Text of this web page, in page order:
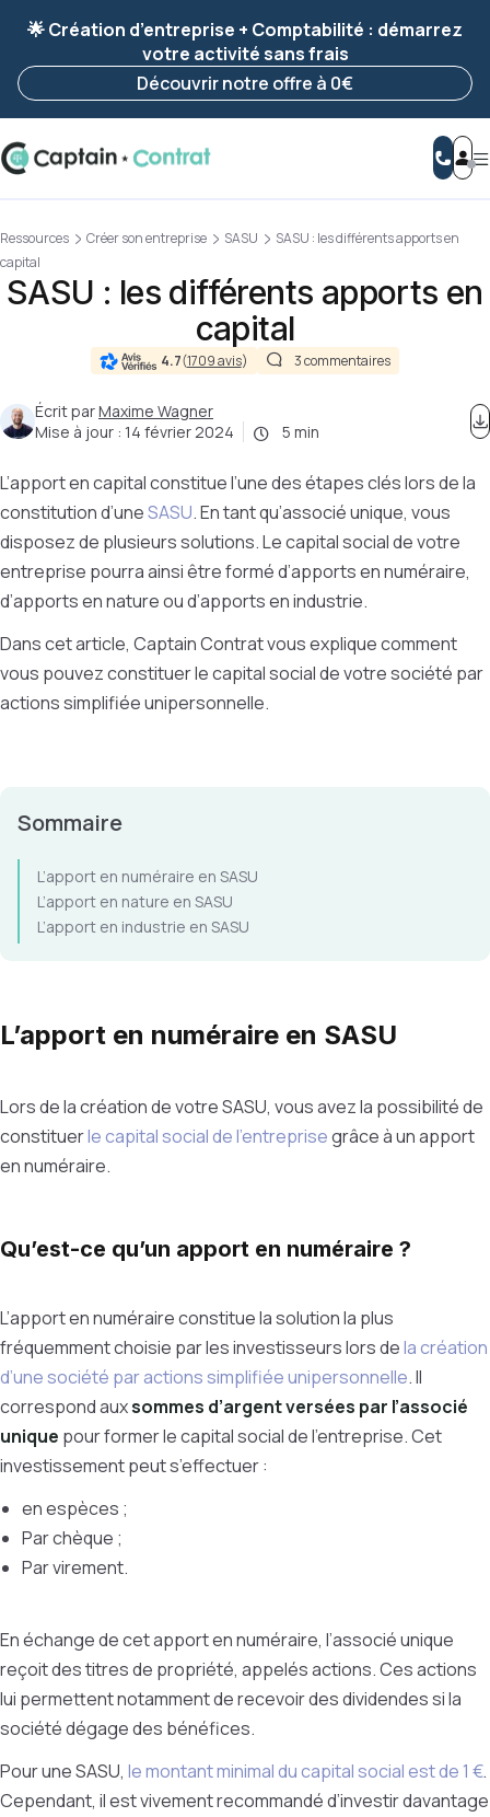
enregistrée 🚀
Reprendre ma démarche
🌟 Création d’entreprise + Comptabilité : démarrez
votre activité sans frais
Découvrir notre offre à 0€
Ressources Créer son entreprise SASU
SASU : les différents apports en
capital
SASU : les différents apports en
capital
4.7(1709 avis) 3 commentaires
Écrit parMaxime Wagner
Mise à jour : 14 février 2024 5 min
L’apport en capital constitue l’une des étapes clés lors de la
constitution d’uneSASU. En tant qu’associé unique, vous
disposez de plusieurs solutions. Le capital social de votre
entreprise pourra ainsi être formé d’apports en numéraire,
d’apports en nature ou d’apports en industrie.
Dans cet article, Captain Contrat vous explique comment
vous pouvez constituer le capital social de votre société par
actions simplifiée unipersonnelle.
Sommaire
L’apport en numéraire en SASU
L’apport en nature en SASU
L’apport en industrie en SASU
L’apport en numéraire en SASU
Lors de la création de votre SASU, vous avez la possibilité de
constituerle capital social de l’entreprisegrâce à un apport
en numéraire.
Qu’est-ce qu’un apport en numéraire ?
L’apport en numéraire constitue la solution la plus
fréquemment choisie par les investisseurs lors dela création
d’une société par actions simplifiée unipersonnelle. Il
correspond auxsommes d’argent versées par l’associé
unique pour former le capital social de l’entreprise. Cet
investissement peut s’effectuer :
en espèces ;
Par chèque ;
Par virement.
En échange de cet apport en numéraire, l’associé unique
reçoit des titres de propriété, appelés actions. Ces actions
lui permettent notamment de recevoir des dividendes si la
société dégage des bénéfices.
Pour une SASU, le montant minimal du capital social est de 1 €.
Cependant, il est vivement recommandé d’investir davantage